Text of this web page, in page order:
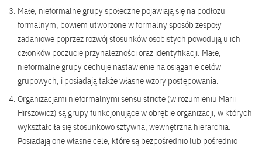
Małe, nieformalne grupy społeczne pojawiają się na podłożu
formalnym, bowiem utworzone w formalny sposób zespoły
zadaniowe poprzez rozwój stosunków osobistych powodują u ich
członków poczucie przynależności oraz identyfikacji. Małe,
nieformalne grupy cechuje nastawienie na osiąganie celów
grupowych, i posiadają także własne wzory postępowania.
Organizacjami nieformalnymi sensu stricte (w rozumieniu Marii
Hirszowicz) są grupy funkcjonujące w obrębie organizacji, w których
wykształciła się stosunkowo sztywna, wewnętrzna hierarchia.
Posiadają one własne cele, które są bezpośrednio lub pośrednio